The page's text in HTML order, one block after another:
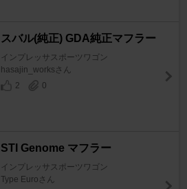
スバル(純正) GDA純正マフラー
インプレッサスポーツワゴン
hasajin_worksさん
2
0
STI Genome マフラー
インプレッサスポーツワゴン
Type Euroさん